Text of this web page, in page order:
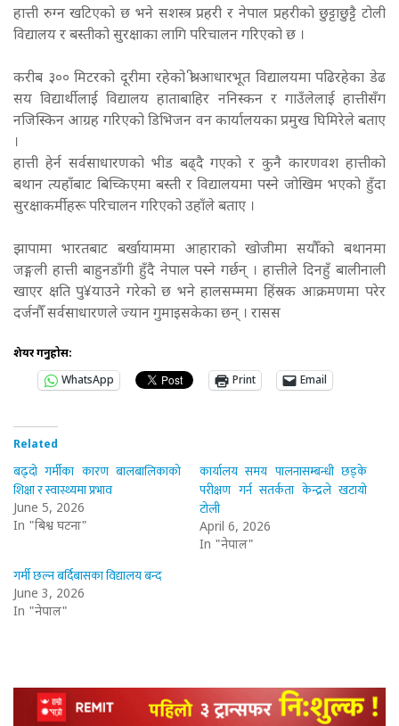
हात्ती रुग्न खटिएको छ भने सशस्त्र प्रहरी र नेपाल प्रहरीको छुट्टाछुट्टै टोली
विद्यालय र बस्तीको सुरक्षाका लागि परिचालन गरिएको छ ।
करीब ३०० मिटरको दूरीमा रहेको श्री आधारभूत विद्यालयमा पढिरहेका डेढ
सय विद्यार्थीलाई विद्यालय हाताबाहिर ननिस्कन र गाउँलेलाई हात्तीसँग
नजिस्किन आग्रह गरिएको डिभिजन वन कार्यालयका प्रमुख घिमिरेले बताए
।
हात्ती हेर्न सर्वसाधारणको भीड बढ्दै गएको र कुनै कारणवश हात्तीको
बथान त्यहाँबाट बिच्किएमा बस्ती र विद्यालयमा पस्ने जोखिम भएको हुँदा
सुरक्षाकर्मीहरू परिचालन गरिएको उहाँले बताए ।
झापामा भारतबाट बर्खायाममा आहाराको खोजीमा सयौँको बथानमा
जङ्गली हात्ती बाहुनडाँगी हुँदै नेपाल पस्ने गर्छन् । हात्तीले दिनहुँ बालीनाली
खाएर क्षति पु¥याउने गरेको छ भने हालसम्ममा हिंस्रक आक्रमणमा परेर
दर्जनौँ सर्वसाधारणले ज्यान गुमाइसकेका छन् । रासस
शेयर गर्नुहोस:
WhatsApp
Print Email
Related
बढ्दो गर्मीका कारण बालबालिकाको
शिक्षा र स्वास्थ्यमा प्रभाव
June 5, 2026
In "बिश्व घटना"
कार्यालय समय पालनासम्बन्धी छड्के
परीक्षण गर्न सतर्कता केन्द्रले खटायो
टोली
April 6, 2026
In "नेपाल"
गर्मी छल्न बर्दिबासका विद्यालय बन्द
June 3, 2026
In "नेपाल"